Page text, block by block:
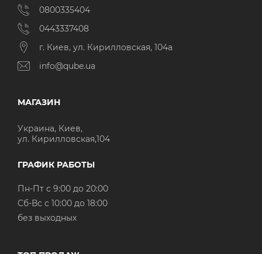
0800335404
0443337408
г. Киев, ул. Кирилловская, 104а
info@qube.ua
МАГАЗИН
Украина, Киев,
ул. Кирилловская,104
ГРАФИК РАБОТЫ
Пн-Пт с 9:00 до 20:00
Cб-Вс с 10:00 до 18:00
без выходных